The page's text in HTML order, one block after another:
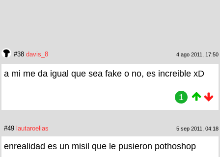
#38 davis_8 4 ago 2011, 17:50
a mi me da igual que sea fake o no, es increible xD
1
#49 lautaroelias 5 sep 2011, 04:18
enrealidad es un misil que le pusieron pothoshop